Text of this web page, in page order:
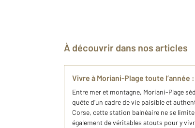
À découvrir dans nos articles
Vivre à Moriani-Plage toute l’année
Entre mer et montagne, Moriani-Plage
quête d’un cadre de vie paisible et
Corse, cette station balnéaire ne se
également de véritables atouts pour y